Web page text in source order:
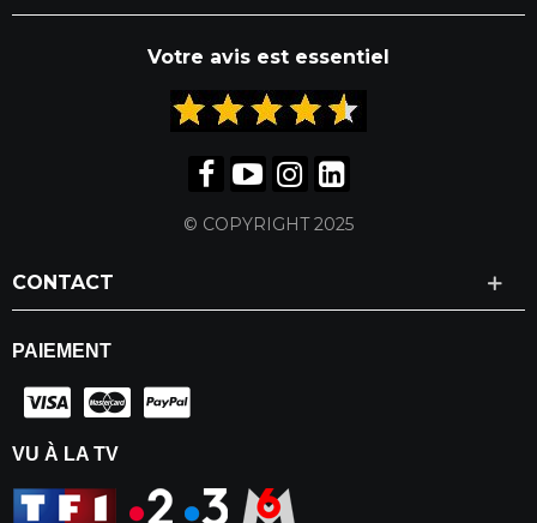
Votre avis est essentiel
© COPYRIGHT 2025
CONTACT
PAIEMENT
VU À LA TV